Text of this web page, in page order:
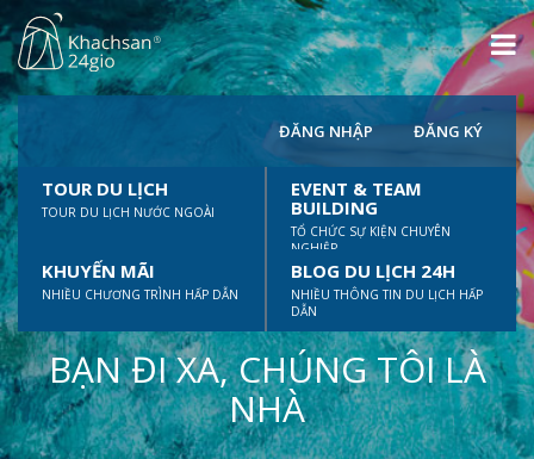
ĐĂNG NHẬP ĐĂNG KÝ
TOUR DU LỊCH
TOUR DU LỊCH NƯỚC NGOÀI
EVENT & TEAM
BUILDING
TỔ CHỨC SỰ KIỆN CHUYÊN
NGHIỆP
KHUYẾN MÃI
NHIỀU CHƯƠNG TRÌNH HẤP DẪN
BLOG DU LỊCH 24H
NHIỀU THÔNG TIN DU LỊCH HẤP
DẪN
BẠN ĐI XA, CHÚNG TÔI LÀ
NHÀ